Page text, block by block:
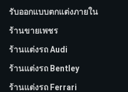
รับออกแบบตกแต่งภายใน
ร้านขายเพชร
ร้านแต่งรถ Audi
ร้านแต่งรถ Bentley
ร้านแต่งรถ Ferrari